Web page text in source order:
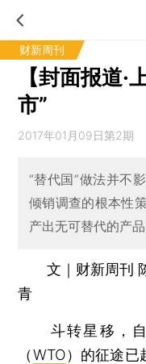
财新周刊
【封面报道·
市”
2017年01月09日第2期
“替代国”做法并不
倾销调查的根本性
产出无可替代的产
文｜财新周刊
青
斗转星移，自
（WTO）的征途已